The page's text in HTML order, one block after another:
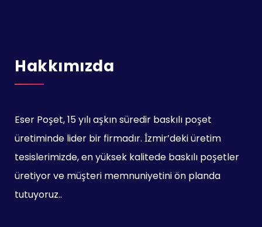
Hakkımızda
Eser Poşet, 15 yılı aşkın süredir baskılı poşet
üretiminde lider bir firmadır. İzmir’deki üretim
tesislerimizde, en yüksek kalitede baskılı poşetler
üretiyor ve müşteri memnuniyetini ön planda
tutuyoruz..